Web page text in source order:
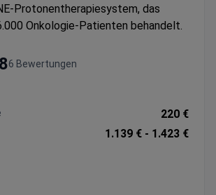
Protonentherapiesystem, das
Onkologie-Patienten behandelt.
Knochenmarktransplantationen und
Eingriffe durch
Tumorkonferenzen planen die
Einsatz von Neuronavigation und
an klinischen Studien
6 Bewertungen
220 €
1.139 € - 1.423 €